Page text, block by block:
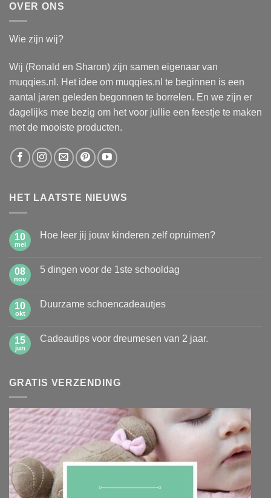
OVER ONS
Wie zijn wij?
Wij (Ronald en Sharon) zijn samen eigenaar van
muqqies.nl. Het idee om muqqies.nl te beginnen is een
aantal jaren geleden begonnen te borrelen. En we zijn er
dagelijks mee bezig om het voor jullie een feestje te maken
met de mooiste producten.
HET LAATSTE NIEUWS
10
mei
Hoe leer jij jouw kinderen zelf opruimen?
Hoe
kinderen
zelf
08
nov
5 dingen voor de 1ste schooldag
5
1ste
schooldag
10
okt
Duurzame schoencadeautjes
Duurzame
15
jun
Cadeautips voor dreumesen van 2 jaar.
voor
jaar.
GRATIS VERZENDING